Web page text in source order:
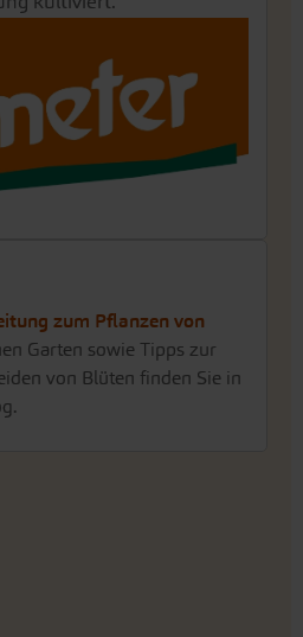
zum Pflanzen von
Garten sowie Tipps zur
von Blüten finden Sie in